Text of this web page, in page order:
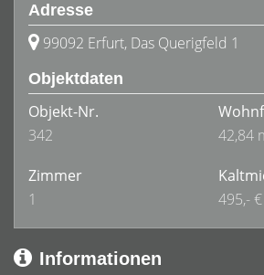
Adresse
99092 Erfurt, Das Querigfeld 1
Objektdaten
Objekt-Nr.
342
42,84
Zimmer
1
495,- €
Informationen